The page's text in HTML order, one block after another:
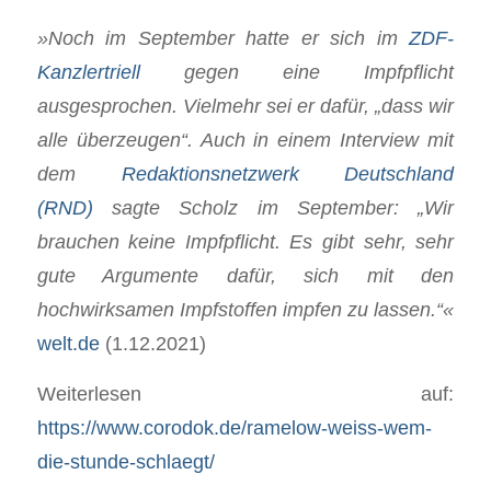
»Noch im September hatte er sich imZDF-
Kanzlertriellgegen eine Impfpflicht
ausgesprochen. Vielmehr sei er dafür, „dass wir
alle überzeugen“. Auch in einem Interview mit
dem Redaktionsnetzwerk Deutschland
(RND) sagte Scholz im September: „Wir
brauchen keine Impfpflicht. Es gibt sehr, sehr
gute Argumente dafür, sich mit den
hochwirksamen Impfstoffen impfen zu lassen.“«
welt.de(1.12.2021)
Weiterlesen auf:
https://www.corodok.de/ramelow-weiss-wem-
die-stunde-schlaegt/